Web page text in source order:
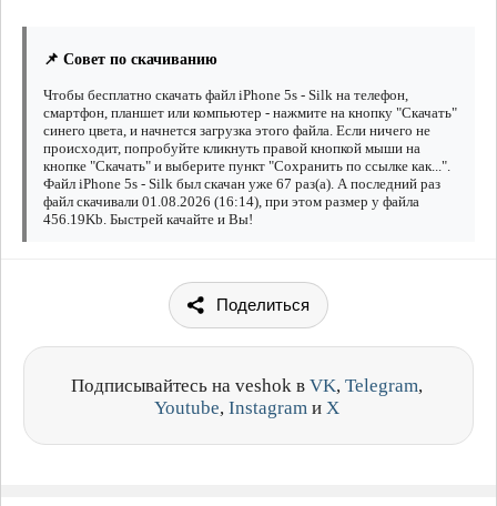
📌 Совет по скачиванию
Чтобы бесплатно скачать файл iPhone 5s - Silk на телефон,
смартфон, планшет или компьютер - нажмите на кнопку "Скачать"
синего цвета, и начнется загрузка этого файла. Если ничего не
происходит, попробуйте кликнуть правой кнопкой мыши на
кнопке "Скачать" и выберите пункт "Сохранить по ссылке как...".
Файл iPhone 5s - Silk был скачан уже 67 раз(а). А последний раз
файл скачивали 01.08.2026 (16:14), при этом размер у файла
456.19Kb. Быстрей качайте и Вы!
Поделиться
Подписывайтесь на veshok в VK, Telegram,
Youtube, Instagram и X